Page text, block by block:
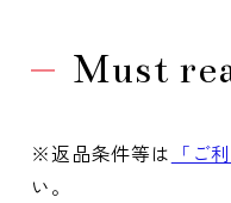
Must
※返品条件等は 「ご
い。